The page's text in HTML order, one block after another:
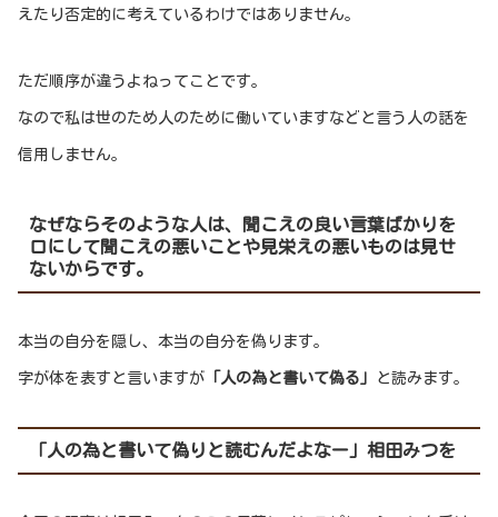
えたり否定的に考えているわけではありません。
ただ順序が違うよねってことです。
なので私は世のため人のために働いていますなどと言う人の話を
信用しません。
なぜならそのような人は、聞こえの良い言葉ばかりを
口にして聞こえの悪いことや見栄えの悪いものは見せ
ないからです。
本当の自分を隠し、本当の自分を偽ります。
字が体を表すと言いますが 「人の為と書いて偽る」 と読みます。
「人の為と書いて偽りと読むんだよなー」相田みつを